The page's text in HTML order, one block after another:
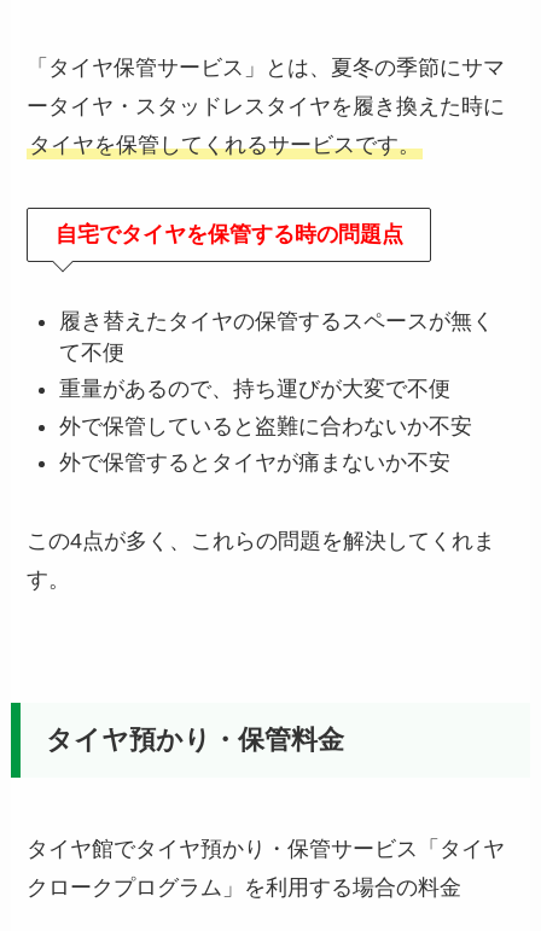
「タイヤ保管サービス」とは、夏冬の季節にサマ
ータイヤ・スタッドレスタイヤを履き換えた時に
タイヤを保管してくれるサービスです。
自宅でタイヤを保管する時の問題点
履き替えたタイヤの保管するスペースが無く
て不便
重量があるので、持ち運びが大変で不便
外で保管していると盗難に合わないか不安
外で保管するとタイヤが痛まないか不安
この4点が多く、これらの問題を解決してくれま
す。
タイヤ預かり・保管料金
タイヤ館でタイヤ預かり・保管サービス「タイヤ
クロークプログラム」を利用する場合の料金